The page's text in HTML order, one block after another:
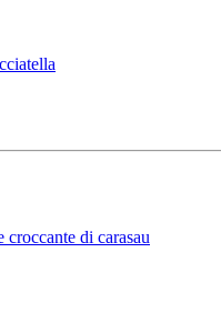
di carasau